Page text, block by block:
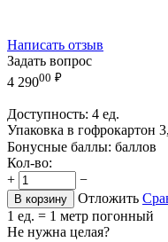
Написать отзыв
Задать вопрос
4 29000 ₽
Доступность: 4 ед.
Упаковка в гофрокартон
Бонусные баллы: баллов
Кол-во:
+
−
В корзину Отложить
1 ед. = 1 метр погонный
Не нужна целая?